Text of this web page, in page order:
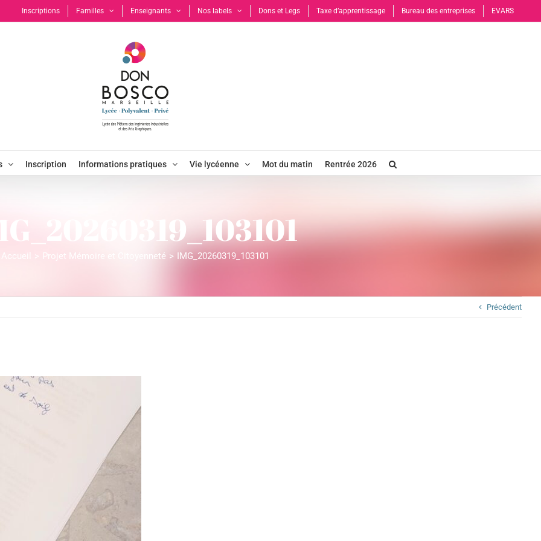
Inscriptions Familles Enseignants Nos labels Dons et Legs Taxe d’apprentissage Bureau des entreprises EVARS
Inscription Informations pratiques Vie lycéenne Mot du matin Rentrée 2026
Accueil Projet Mémoire et Citoyenneté IMG_20260319_103101
Précédent